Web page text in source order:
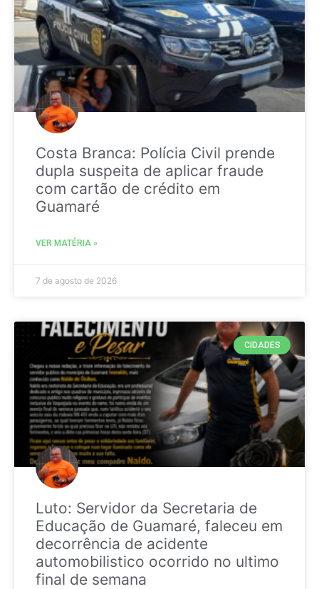
Costa Branca: Polícia Civil prende
dupla suspeita de aplicar fraude
com cartão de crédito em
Guamaré
VER MATÉRIA »
7 de agosto de 2026
CIDADES
Luto: Servidor da Secretaria de
Educação de Guamaré, faleceu em
decorrência de acidente
automobilistico ocorrido no ultimo
final de semana